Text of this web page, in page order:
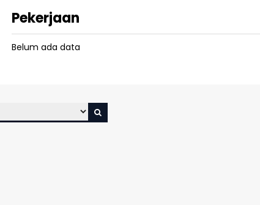
Pekerjaan
Belum ada data